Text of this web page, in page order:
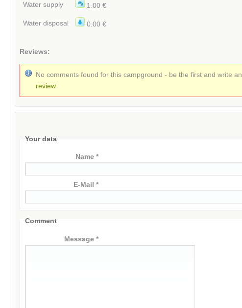
Water supply 1.00 €
Water disposal 0.00 €
Reviews:
No comments found for this campground - be the first and write an
review
Your data
Name *
E-Mail *
Comment
Message *